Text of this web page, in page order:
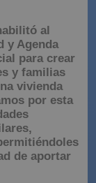
al
y Agenda
para crear
y familias
vivienda
por esta
de aportar